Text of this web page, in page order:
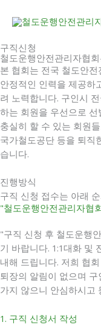
로
건
너
뛰
기
구직신청
철도운행안전관리자협
본 협회는 전국 철도안
안정적인 인력을 제공하
려 노력합니다. 구인시
하는 회원을 우선으로
충실히 할 수 있는 회원
국가철도공단 등을 퇴직
습니다.
진행방식
구직 신청 접수는 아래
"철도운행안전관리자협
"구직 신청 후 철도운행
기 바랍니다. 1:1대화 및
내해 드립니다. 저희 협
퇴장의 알림이 없으며
가지 않으니 안심하시고
1. 구직 신청서 작성